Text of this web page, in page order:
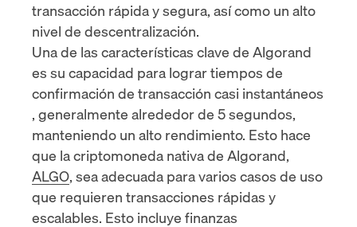
transacción rápida y segura, así como un alto
nivel de descentralización.
Una de las características clave de Algorand
es su capacidad para logrartiempos de
confirmación de transacción casi instantáneos
, generalmente alrededor de 5 segundos,
manteniendo un alto rendimiento. Esto hace
que la criptomoneda nativa de Algorand,
ALGO, sea adecuada para varios casos de uso
que requieren transacciones rápidas y
escalables. Esto incluye finanzas